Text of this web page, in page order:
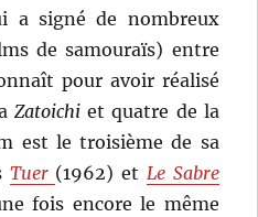
a signé de nombreux
de samouraïs) entre
pour avoir réalisé
Zatoichiet quatre de la
est le troisième de sa
Tuer (1962) et Le Sabre
fois encore le même